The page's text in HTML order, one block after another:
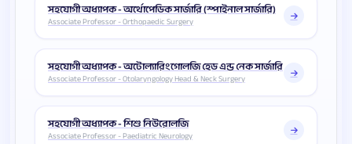
সহযোগী অধ্যাপক - অর্থোপেডিক সার্জারি (স্পাইনাল সার্জারি)
Associate Professor - Orthopaedic Surgery
সহযোগী অধ্যাপক - অটোল্যারিংগোলজি হেড এন্ড নেক সার্জারি
Associate Professor - Otolaryngology Head & Neck Surgery
সহযোগী অধ্যাপক - শিশু নিউরোলজি
Associate Professor - Paediatric Neurology